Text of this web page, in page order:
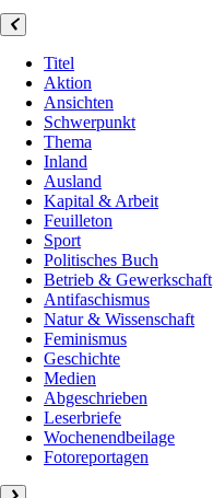
Titel
Aktion
Ansichten
Schwerpunkt
Thema
Inland
Ausland
Kapital & Arbeit
Feuilleton
Sport
Politisches Buch
Betrieb & Gewerkschaft
Antifaschismus
Natur & Wissenschaft
Feminismus
Geschichte
Medien
Abgeschrieben
Leserbriefe
Wochenendbeilage
Fotoreportagen